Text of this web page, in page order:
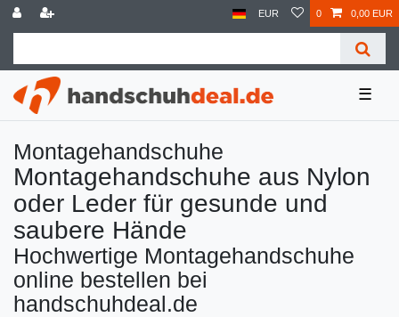
EUR 0 0,00 EUR
☰
Montagehandschuhe
Montagehandschuhe aus Nylon
oder Leder für gesunde und
saubere Hände
Hochwertige Montagehandschuhe
online bestellen bei
handschuhdeal.de